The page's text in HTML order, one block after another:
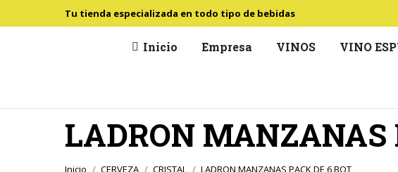
Tu tienda especializada en todo tipo de bebidas
Inicio Empresa VINOS VINO
LADRON MANZANAS
Estás aquí:
Inicio CERVEZA CRISTAL LADRON MANZANAS PACK DE 6 BOT